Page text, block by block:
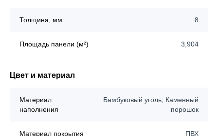
Толщина, мм 8
Площадь панели (м²) 3,904
Цвет и материал
Материал
наполнения
Бамбуковый уголь, Каменный
порошок
Материал покрытия ПВХ